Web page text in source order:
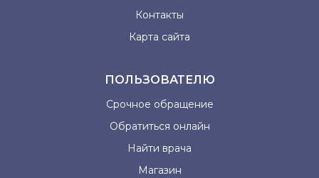
Контакты
Карта сайта
ПОЛЬЗОВАТЕЛЮ
Срочное обращение
Обратиться онлайн
Найти врача
Магазин